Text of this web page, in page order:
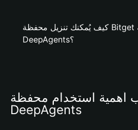
كيف يُمكنك تنزيل محفظة Bitget وإنشاء محفظة
DeepAgents؟
أهمية استخدام محفظة
DeepAgents